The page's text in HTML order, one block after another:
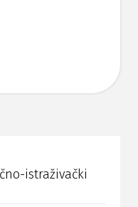
istraživački